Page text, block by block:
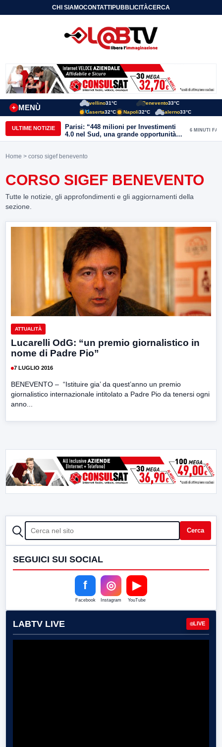
CHI SIAMOCONTATTIPUBBLICITÀCERCA
MENÙ
+
Avellino31°C Benevento33°C
Caserta32°C Napoli32°C Salerno33°C
ULTIME NOTIZIE
Parisi: “448 milioni per Investimenti
4.0 nel Sud, una grande opportunità
anche per il Sannio”
6 MINUTI FA
Home > corso sigef benevento
CORSO SIGEF BENEVENTO
Tutte le notizie, gli approfondimenti e gli aggiornamenti della
sezione.
ATTUALITÀ
Lucarelli OdG: “un premio giornalistico in
nome di Padre Pio”
7 LUGLIO 2016
BENEVENTO – “Istituire gia’ da quest’anno un premio
giornalistico internazionale intitolato a Padre Pio da tenersi ogni
anno...
CERCA Cerca
SEGUICI SUI SOCIAL
f
Facebook
◎
Instagram
▶
YouTube
LABTV LIVE LIVE